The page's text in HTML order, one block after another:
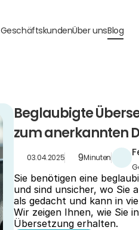
GeschäftskundenÜber unsBlog
Beglaubigte
zum anerkannten
03.04.2025 9Minuten
Sie benötigen eine
und sind unsicher, wo Sie
als gedacht und kann in
Wir zeigen Ihnen, wie Sie
Übersetzung erhalten.